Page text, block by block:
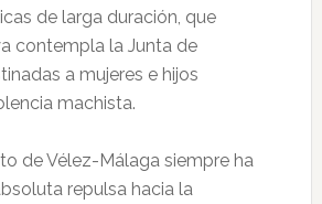
de larga duración, que
contempla la Junta de
a mujeres e hijos
machista.
de Vélez-Málaga siempre ha
repulsa hacia la